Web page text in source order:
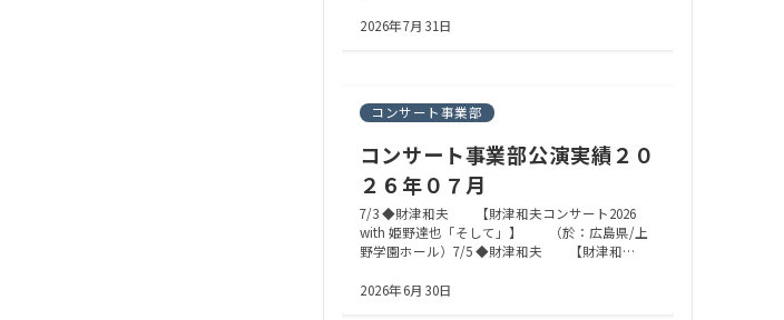
2026年7月31日
コンサート事業部
コンサート事業部公演実績２０
２６年０７月
7/3 ◆財津和夫 【財津和夫コンサート2026
with 姫野達也「そして」】 （於：広島県/上
野学園ホール）7/5 ◆財津和夫 【財津和…
2026年6月30日